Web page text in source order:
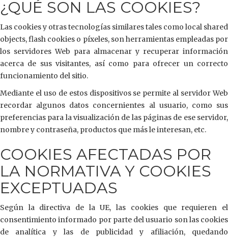
¿QUÉ SON LAS COOKIES?
Las cookies y otras tecnologías similares tales como local shared
objects, flash cookies o píxeles, son herramientas empleadas por
los servidores Web para almacenar y recuperar información
acerca de sus visitantes, así como para ofrecer un correcto
funcionamiento del sitio.
Mediante el uso de estos dispositivos se permite al servidor Web
recordar algunos datos concernientes al usuario, como sus
preferencias para la visualización de las páginas de ese servidor,
nombre y contraseña, productos que más le interesan, etc.
COOKIES AFECTADAS POR
LA NORMATIVA Y COOKIES
EXCEPTUADAS
Según la directiva de la UE, las cookies que requieren el
consentimiento informado por parte del usuario son las cookies
de analítica y las de publicidad y afiliación, quedando